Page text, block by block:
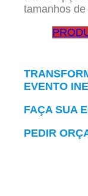
tamanhos
EVENTO
FAÇA SUA
PEDIR